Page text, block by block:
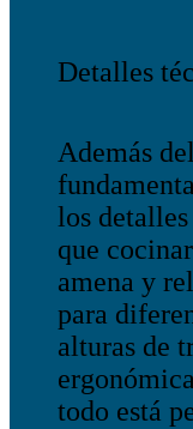
Detalles
Además
los
que
amena y
para
alturas de
todo está